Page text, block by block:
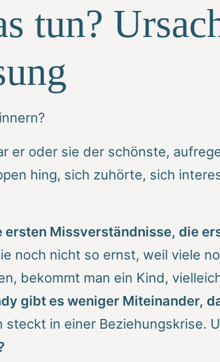
tun?
er oder sie der schönste,
hing, sich zuhörte, sich
Missverständnisse, die
noch nicht so ernst, weil viele
bekommt man ein Kind,
gibt es weniger Miteinander,
steckt in einer Beziehungskrise.